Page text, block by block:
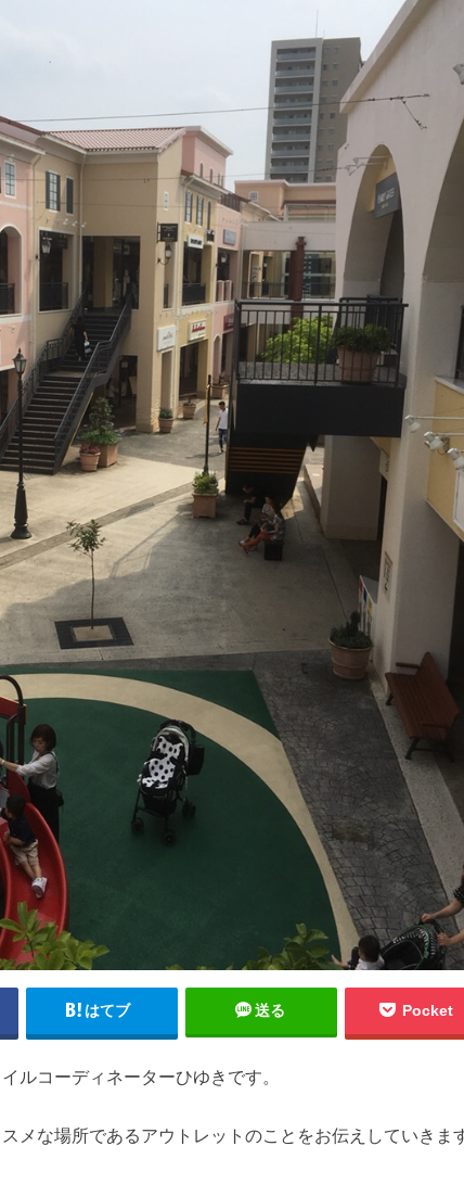
はてブ 送る Pocket
ルコーディネーターひゆきです。
メな場所であるアウトレットのことをお伝えしていきま